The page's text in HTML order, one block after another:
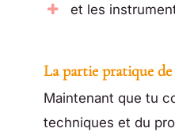
et les
La partie pratique de
Maintenant que tu
techniques et du